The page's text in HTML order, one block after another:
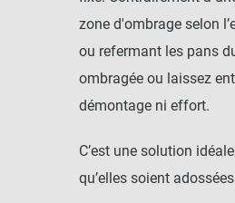
zone d'ombrage selon
ou refermant les pans
ombragée ou laissez
démontage ni effort.
C’est une solution
qu’elles soient